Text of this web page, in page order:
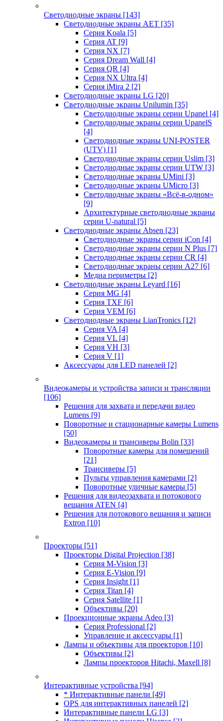
Светодиодные экраны [143]
Светодиодные экраны AET [35]
Cерия Koala [5]
Серия AT [9]
Серия NX [7]
Серия Dream Wall [4]
Серия QR [4]
Серия NX Ultra [4]
Серия iMira 2 [2]
Светодиодные экраны LG [20]
Светодиодные экраны Unilumin [35]
Светодиодные экраны серии Upanel [4]
Светодиодные экраны серии UpanelS
[4]
Светодиодные экраны UNI-POSTER
(UTV) [1]
Светодиодные экраны серии Uslim [3]
Светодиодные экраны серии UTW [3]
Светодиодные экраны UMini [3]
Светодиодные экраны UMicro [3]
Светодиодные экраны «Всё-в-одном»
[9]
Архитектурные светодиодные экраны
серии U-natural [5]
Светодиодные экраны Absen [23]
Светодиодные экраны серии iCon [4]
Светодиодные экраны серии N Plus [7]
Светодиодные экраны серии CR [4]
Светодиодные экраны серии А27 [6]
Медиа периметры [2]
Светодиодные экраны Leyard [16]
Серия MG [4]
Серия TXF [6]
Серия VEM [6]
Светодиодные экраны LianTronics [12]
Серия VA [4]
Серия VL [4]
Серия VH [3]
Серия V [1]
Аксессуары для LED панелей [2]
Видеокамеры и устройства записи и трансляции
[106]
Решения для захвата и передачи видео
Lumens [9]
Поворотные и стационарные камеры Lumens
[50]
Видеокамеры и трансиверы Bolin [33]
Поворотные камеры для помещений
[21]
Трансиверы [5]
Пульты управления камерами [2]
Поворотные уличные камеры [5]
Решения для видеозахвата и потокового
вещания ATEN [4]
Решения для потокового вещания и записи
Extron [10]
Проекторы [51]
Проекторы Digital Projection [38]
Серия M-Vision [3]
Серия E-Vision [9]
Серия Insight [1]
Серия Titan [4]
Серия Satellite [1]
Объективы [20]
Проекционные экраны Adeo [3]
Серия Professional [2]
Управление и аксессуары [1]
Лампы и объективы для проекторов [10]
Объективы [2]
Лампы проекторов Hitachi, Maxell [8]
Интерактивные устройства [94]
* Интерактивные панели [49]
OPS для интерактивных панелей [2]
Интерактивные панели LG [3]